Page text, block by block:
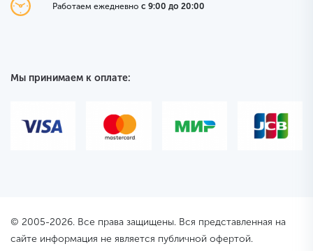
Работаем ежедневно с 9:00 до 20:00
Мы принимаем к оплате:
© 2005-2026. Все права защищены. Вся представленная на
сайте информация не является публичной офертой.